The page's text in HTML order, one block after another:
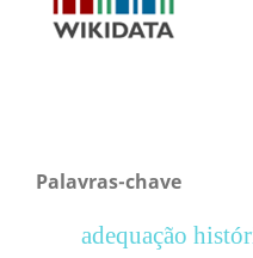
Palavras-chave
adequação